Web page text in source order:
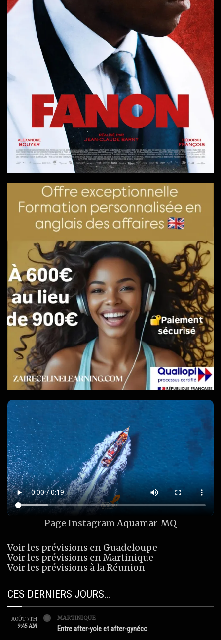
Page InstagramAquamar_MQ
Voir les prévisions en Guadeloupe
Voir les prévisions en Martinique
Voir les prévisions à la Réunion
CES DERNIERS JOURS…
AOÛT 7TH
9:45 AM
MARTINIQUE
Entre after-yole et after-gynéco